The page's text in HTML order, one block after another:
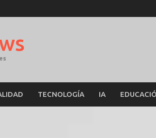
TECNOLOGÍA IA